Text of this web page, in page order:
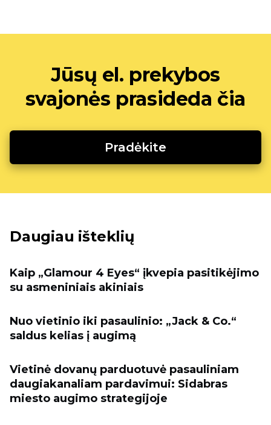
Jūsų el. prekybos
svajonės prasideda čia
Pradėkite
Daugiau išteklių
Kaip „Glamour 4 Eyes“ įkvepia pasitikėjimo
su asmeniniais akiniais
Nuo vietinio iki pasaulinio: „Jack & Co.“
saldus kelias į augimą
Vietinė dovanų parduotuvė pasauliniam
daugiakanaliam pardavimui: Sidabras
miesto augimo strategijoje